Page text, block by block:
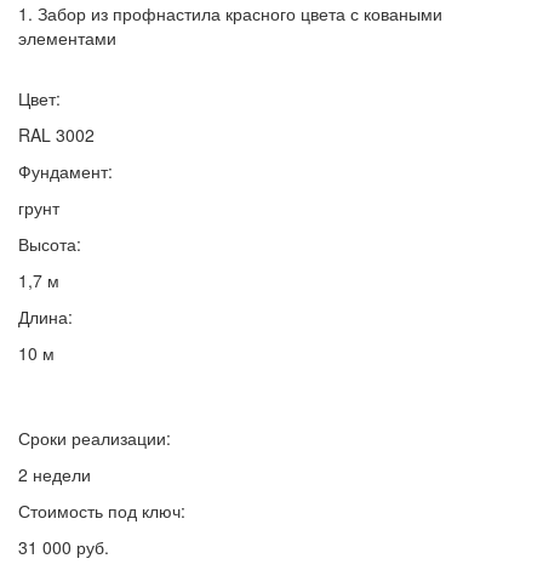
1. Забор из профнастила красного цвета с коваными
элементами
Цвет:
RAL 3002
Фундамент:
грунт
Высота:
1,7 м
Длина:
10 м
Сроки реализации:
2 недели
Стоимость под ключ:
31 000 руб.